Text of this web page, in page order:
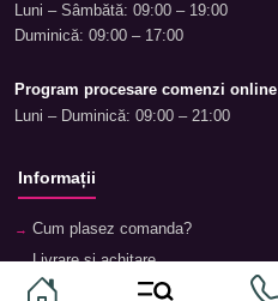
Luni – Sâmbătă: 09:00 – 19:00
Duminică: 09:00 – 17:00
Program procesare comenzi online
Luni – Duminică: 09:00 – 21:00
Informații
Cum plasez comanda?
Livrare și achitare
Returnare și garanție